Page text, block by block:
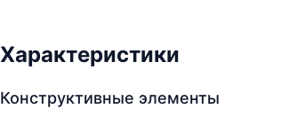
Характеристики
Конструктивные элементы